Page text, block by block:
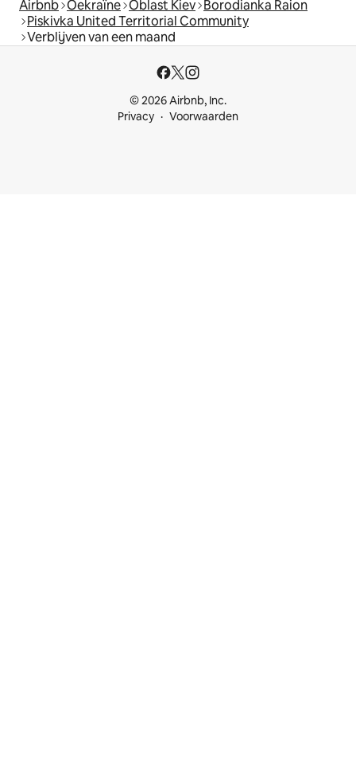
Airbnb Oekraïne Oblast Kiev Borodianka Raion
Piskivka United Territorial Community
Verblijven van een maand
© 2026 Airbnb, Inc.
Privacy
Voorwaarden